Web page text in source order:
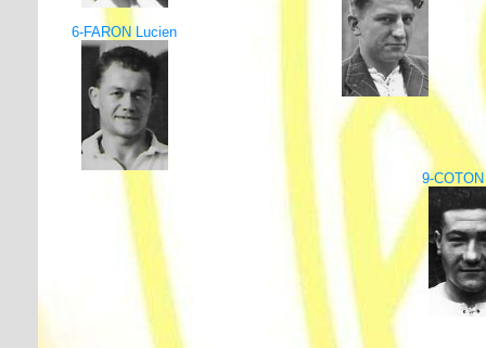
6-FARON Lucien
9-